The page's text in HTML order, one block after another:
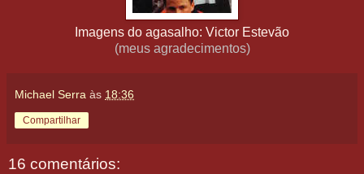
Imagens do agasalho: Victor Estevão
(meus agradecimentos)
Michael Serra às 18:36
Compartilhar
16 comentários: